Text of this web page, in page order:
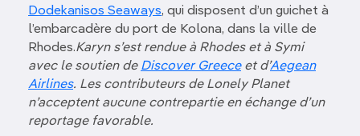
Dodekanisos Seaways, qui disposent d’un guichet à
l’embarcadère du port de Kolona, dans la ville de
Rhodes.Karyn s’est rendue à Rhodes et à Symi
avec le soutien de Discover Greeceet d’Aegean
Airlines. Les contributeurs de Lonely Planet
n’acceptent aucune contrepartie en échange d’un
reportage favorable.